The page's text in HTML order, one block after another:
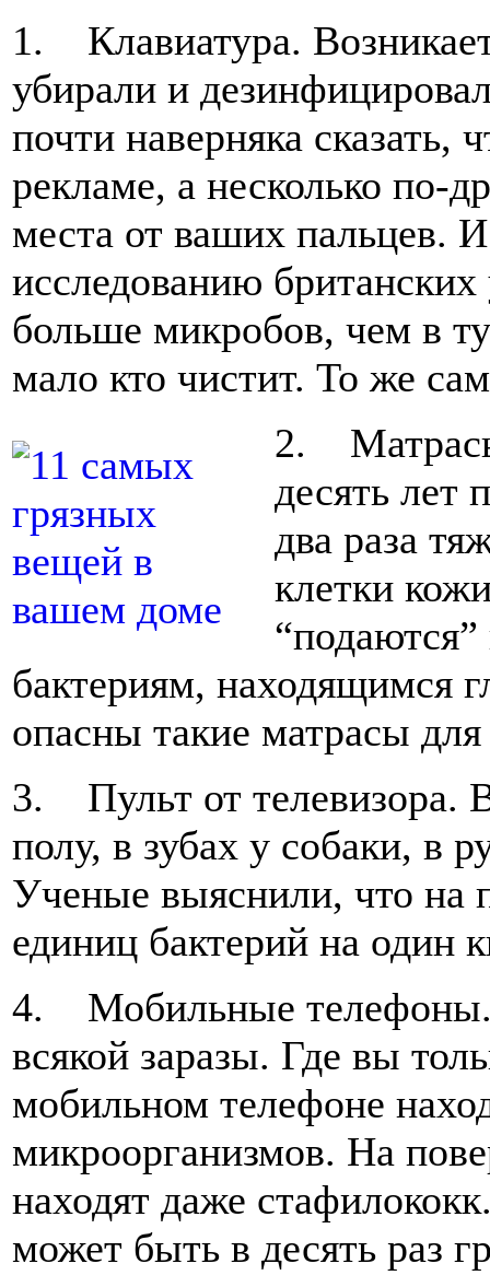
1. Клавиатура.
убирали и
почти наверняка сказать,
рекламе, а несколько по-
места от ваших пальцев.
исследованию
больше микробов, чем в
мало кто чистит. То же
2.
десять лет
два раза
клетки
бактериям, находящимся
опасны такие матрасы для
3. Пульт от телевизора.
полу, в зубах у собаки, в
Ученые выяснили, что на
единиц бактерий на один
4. Мобильные телефоны.
всякой заразы. Где вы
мобильном телефоне
микроорганизмов. На
находят даже
может быть в десять раз